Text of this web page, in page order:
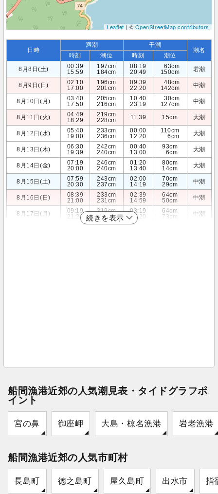
Leaflet| ©OpenStreetMap contributors
日時
満潮 干潮
潮名
時刻 潮位 時刻
潮位
8月8日(土)
00:39
15:59
197cm
184cm
08:19
20:49
63cm
150cm
若潮
8月9日(日)
02:10
17:00
196cm
201cm
09:39
22:20
48cm
142cm
中潮
8月10日(月)
03:40
17:50
205cm
216cm
10:40
23:19
30cm
127cm
中潮
8月11日(火)
04:49
18:29
219cm
228cm
11:39 15cm 大潮
8月12日(水)
05:40
19:00
233cm
236cm
00:00
12:20
110cm
6cm
大潮
8月13日(木)
06:30
19:39
242cm
240cm
00:40
13:00
93cm
6cm
大潮
8月14日(金)
07:19
20:00
246cm
240cm
01:20
13:40
80cm
14cm
大潮
8月15日(土)
07:59
20:30
243cm
237cm
02:00
14:19
70cm
29cm
中潮
8月16日(日)
08:39
21:00
233cm
231cm
02:39
14:59
64cm
50cm
中潮
8月17日(月)
09:19
21:29
219cm
224cm
03:19
15:20
64cm
73cm
中潮
続きを表示
船間漁港近郊の人気潮見表・タイドグラフポ
イント
宮の鼻 御座岬 大島・椋名漁港 岩老漁港
船間漁港近郊の人気市町村
長島町 徳之島町 屋久島町 出水市 指